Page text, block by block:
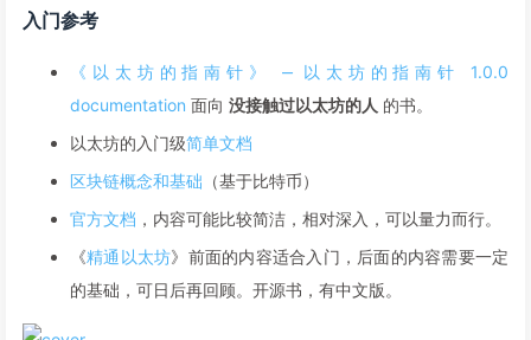
入门参考
《以太坊的指南针》 ‒ 以太坊的指南针 1.0.0
documentation 面向 没接触过以太坊的人 的书。
以太坊的入门级简单文档
区块链概念和基础 （基于比特币）
官方文档 ，内容可能比较简洁，相对深入，可以量力而行。
《精通以太坊》前面的内容适合入门，后面的内容需要一定
的基础，可日后再回顾。开源书，有中文版。